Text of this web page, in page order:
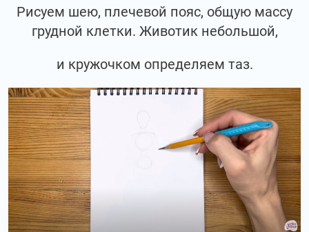
Рисуем шею, плечевой пояс, общую массу
грудной клетки. Животик небольшой,
и кружочком определяем таз.